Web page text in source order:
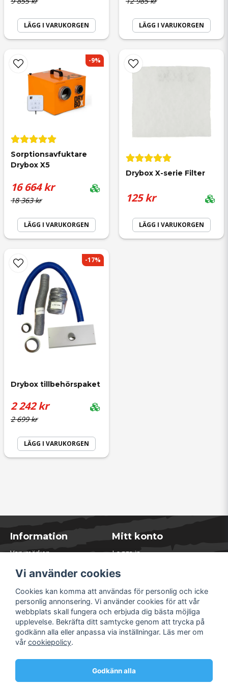
Skicka fråga
LÄGG I VARUKORGEN LÄGG I VARUKORGEN
Sorptionsavfuktare
Drybox X5
18 363 kr
16 664 kr
LÄGG I VARUKORGEN
-9%
Drybox X-serie Filter
125 kr
LÄGG I VARUKORGEN
Drybox tillbehörspaket
2 699 kr
2 242 kr
LÄGG I VARUKORGEN
-17%
Information
Varumärken
Kontakta oss
Öppettider Lager
Om Soliduct
Soliduct & Ventilation.se
Informationssidor
Returer
Villkor & Policy
Mitt konto
Logga in
Glömt lösenord?
Säkra betalningar
Vi använder cookies
Cookies kan komma att användas för personlig och icke
personlig annonsering. Vi använder cookies för att vår
webbplats skall fungera och erbjuda dig bästa möjliga
upplevelse. Bekräfta ditt samtycke genom att trycka på
godkänn alla eller anpassa via inställningar. Läs mer om
vår cookiepolicy.
Godkänn alla